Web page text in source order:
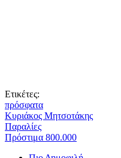
Ετικέτες:
πρόσφατα
Κυριάκος Μητσοτάκης
Παραλίες
Πρόστιμα 800.000